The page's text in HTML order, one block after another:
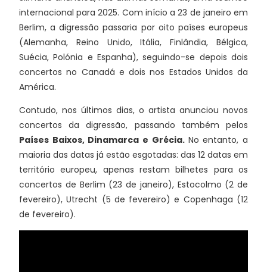
internacional para 2025. Com início a 23 de janeiro em
Berlim, a digressão passaria por oito países europeus
(Alemanha, Reino Unido, Itália, Finlândia, Bélgica,
Suécia, Polónia e Espanha), seguindo-se depois dois
concertos no Canadá e dois nos Estados Unidos da
América.
Contudo, nos últimos dias, o artista anunciou novos
concertos da digressão, passando também pelos
Países Baixos, Dinamarca e Grécia. No entanto, a
maioria das datas já estão esgotadas: das 12 datas em
território europeu, apenas restam bilhetes para os
concertos de Berlim (23 de janeiro), Estocolmo (2 de
fevereiro), Utrecht (5 de fevereiro) e Copenhaga (12
de fevereiro).